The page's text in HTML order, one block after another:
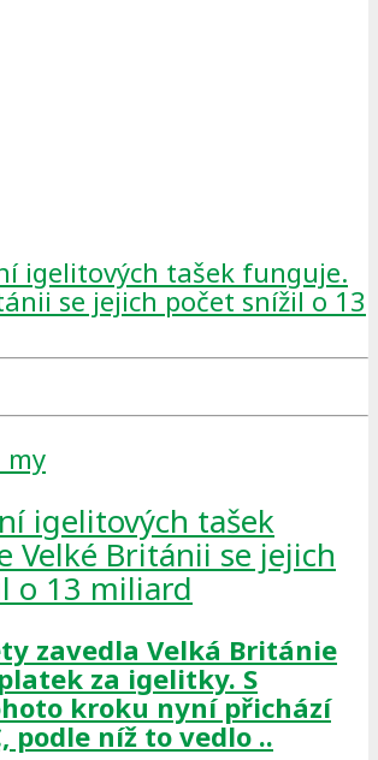
my
igelitových tašek
Velké Británii se jejich
o 13 miliard
zavedla Velká Británie
za igelitky. S
kroku nyní přichází
podle níž to vedlo ..